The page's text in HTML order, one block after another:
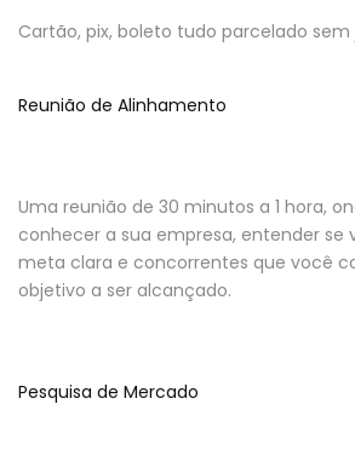
Cartão, pix, boleto tudo parcelado sem
Reunião de Alinhamento
Uma reunião de 30 minutos a 1 hora,
conhecer a sua empresa, entender se
meta clara e concorrentes que você
objetivo a ser alcançado.
Pesquisa de Mercado